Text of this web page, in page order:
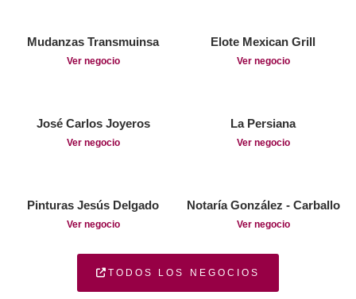
Mudanzas Transmuinsa
Ver negocio
Elote Mexican Grill
Ver negocio
José Carlos Joyeros
Ver negocio
La Persiana
Ver negocio
Pinturas Jesús Delgado
Ver negocio
Notaría González - Carballo
Ver negocio
TODOS LOS NEGOCIOS